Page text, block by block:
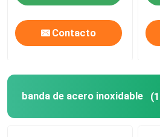
Contacto
banda de acero inoxidable